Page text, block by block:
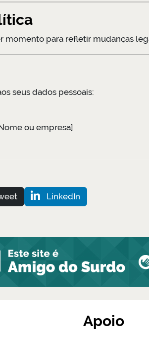
momento para refletir mudanças
seus dados pessoais:
ou empresa]
LinkedIn
Apoio